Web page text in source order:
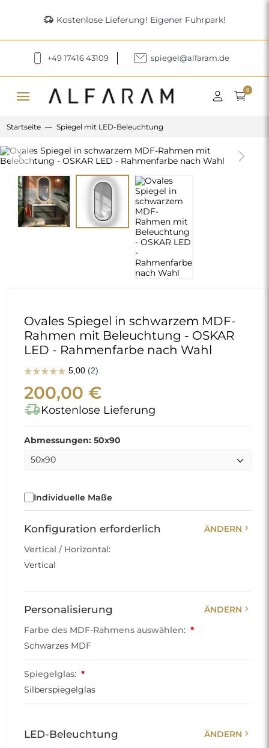
delivery_truck_speed Kostenlose Lieferung! Eigener Fuhrpark!
+49 17416 43109 spiegel@alfaram.de
menu 0
Startseite Spiegel mit LED-Beleuchtung
Previous Next
Ovales Spiegel in schwarzem MDF-
Rahmen mit Beleuchtung - OSKAR
LED - Rahmenfarbe nach Wahl
200,00 €
delivery_truck_speedKostenlose Lieferung
Abmessungen: 50x90
Individuelle Maße
Konfiguration erforderlich ÄNDERN chevron_right
Vertical / Horizontal:
Vertical
Personalisierung ÄNDERN chevron_right
Farbe des MDF-Rahmens auswählen: *
Schwarzes MDF
Spiegelglas: *
Silberspiegelglas
LED-Beleuchtung ÄNDERN chevron_right